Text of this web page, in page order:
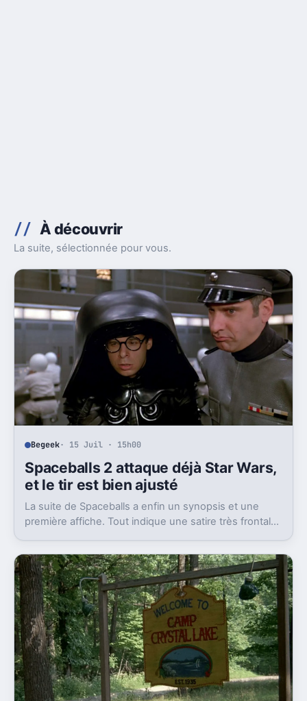
À découvrir
La suite, sélectionnée pour vous.
Begeek· 15 Juil · 15h00
Spaceballs 2 attaque déjà Star Wars,
et le tir est bien ajusté
La suite de Spaceballs a enfin un synopsis et une
première affiche. Tout indique une satire très frontale